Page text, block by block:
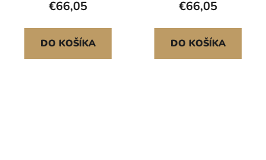
€66,05
DO KOŠÍKA
USB-A a DC pro
elektrárny, kempování,
turistiku Vysoká
€66,05
DO KOŠÍKA